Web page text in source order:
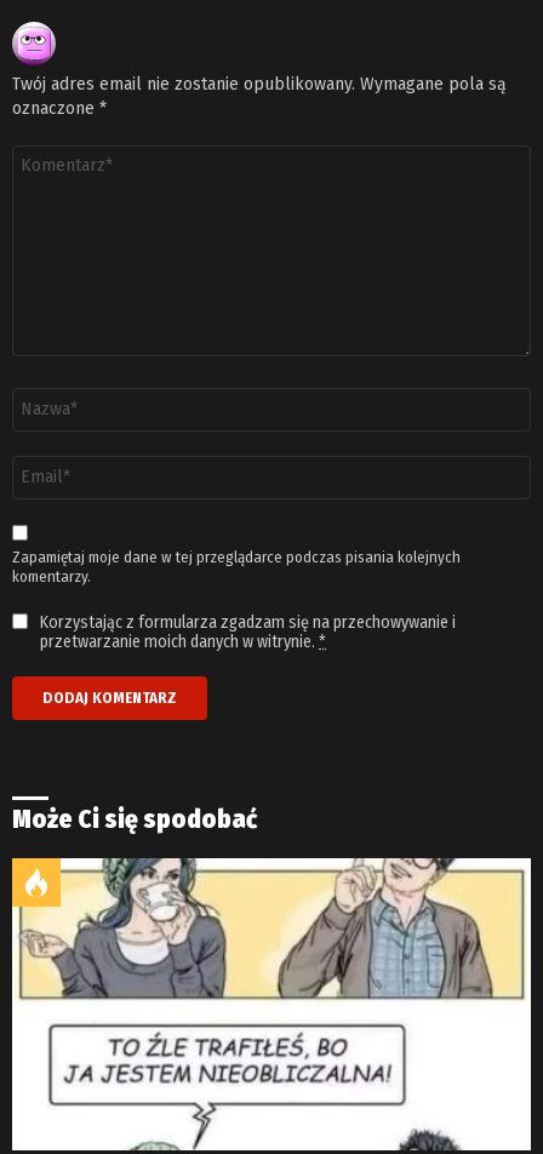
Twój adres email nie zostanie opublikowany. Wymagane pola są
oznaczone *
email
*
Zapamiętaj moje dane w tej przeglądarce podczas pisania kolejnych
komentarzy.
Korzystając z formularza zgadzam się na przechowywanie i
przetwarzanie moich danych w witrynie. *
Może Ci się spodobać